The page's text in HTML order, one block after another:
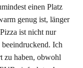
einen Platz
genug ist, länger
ist nicht nur
Ich
zu haben, obwohl